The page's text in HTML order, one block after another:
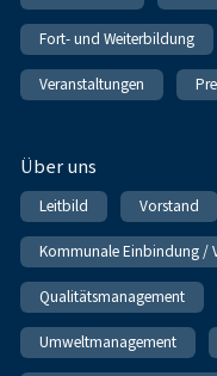
Fort- und Weiterbildung
Veranstaltungen
Über uns
Leitbild Vorstand
Kommunale Einbindung /
Qualitätsmanagement
Umweltmanagement